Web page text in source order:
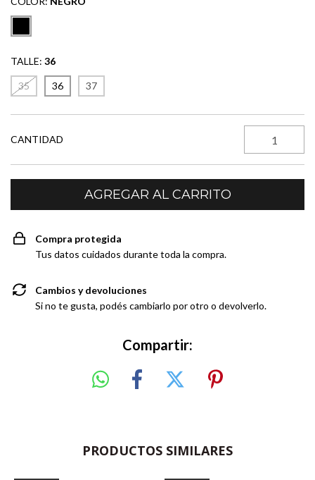
TALLE: 36
35 36 37
CANTIDAD
Compra protegida
Tus datos cuidados durante toda la compra.
Cambios y devoluciones
Si no te gusta, podés cambiarlo por otro o devolverlo.
Compartir:
PRODUCTOS SIMILARES